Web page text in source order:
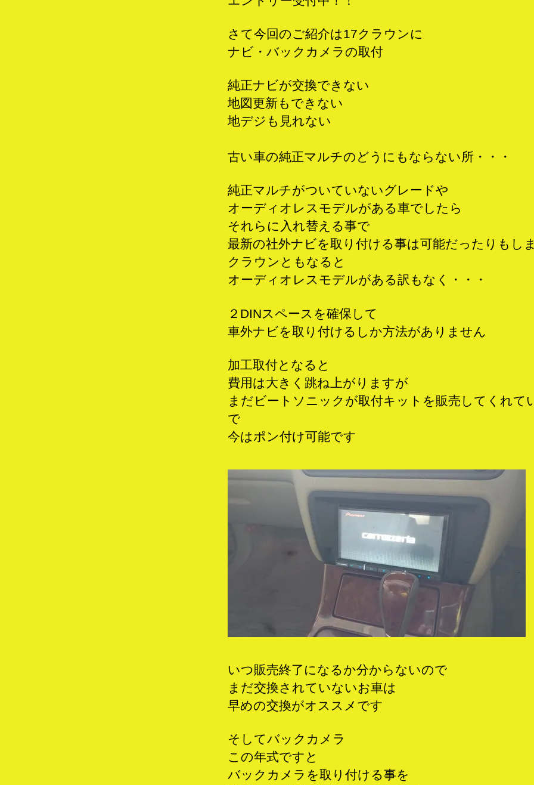
さて今回のご紹介は17クラウンに
ナビ・バックカメラの取付
純正ナビが交換できない
地図更新もできない
地デジも見れない
古い車の純正マルチのどうにもならない所・・・
純正マルチがついていないグレードや
オーディオレスモデルがある車でしたら
それらに入れ替える事で
最新の社外ナビを取り付ける事は可能だったりもし
クラウンともなると
オーディオレスモデルがある訳もなく・・・
２DINスペースを確保して
車外ナビを取り付けるしか方法がありません
加工取付となると
費用は大きく跳ね上がりますが
まだビートソニックが取付キットを販売してくれて
で
今はポン付け可能です
いつ販売終了になるか分からないので
まだ交換されていないお車は
早めの交換がオススメです
そしてバックカメラ
この年式ですと
バックカメラを取り付ける事を